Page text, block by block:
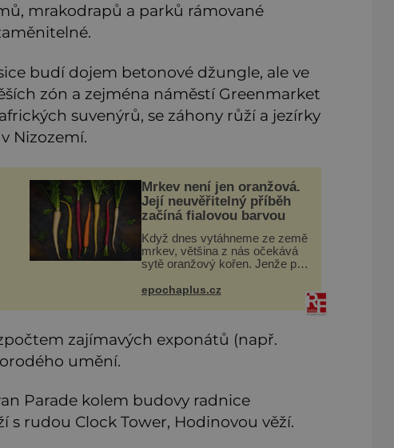
mrakodrapů a parků rámované
budí dojem betonové džungle, ale ve
zón a zejména náměstí Greenmarket
suvenýrů, se záhony růží a jezírky
Nizozemí.
Mrkev není jen oranžová.
Její neuvěřitelný příběh
začíná fialovou barvou
Když dnes vytáhneme ze země
mrkev, většina z nás očekává
sytě oranžový kořen. Jenže po
všechno možné, jen ne
někdy dokonce téměř černá.
epochaplus.cz
zajímavých exponátů (např.
umění.
Parade kolem budovy radnice
rudou Clock Tower, Hodinovou věží.